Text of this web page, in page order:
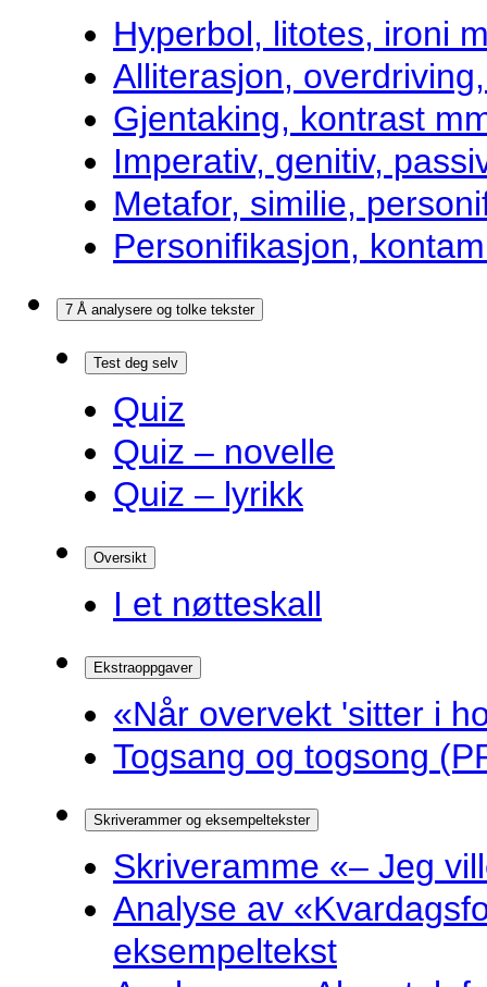
Hyperbol, litotes, ironi
Alliterasjon,
Gjentaking, kontrast
Imperativ, genitiv,
Metafor, similie,
Personifikasjon,
7 Å analysere og tolke tekster
Test deg selv
Quiz
Quiz – novelle
Quiz – lyrikk
Oversikt
I et nøtteskall
Ekstraoppgaver
«Når overvekt 'sitter i
Togsang og togsong
Skriverammer og eksempeltekster
Skriveramme «– Jeg
Analyse av
eksempeltekst